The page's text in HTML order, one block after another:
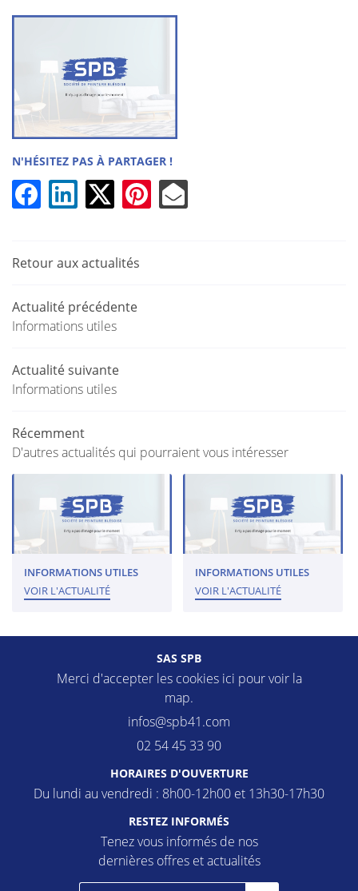
INTÉRIEURE
THERMIQUE
EN IMAGE
AVIS
CONTACT
N'HÉSITEZ PAS À PARTAGER !
Retour aux actualités
Actualité précédente
Informations utiles
Actualité suivante
Informations utiles
Récemment
D'autres actualités qui pourraient vous intéresser
INFORMATIONS UTILES
VOIR L'ACTUALITÉ
INFORMATIONS UTILES
VOIR L'ACTUALITÉ
SAS SPB
Merci d'accepter les cookies ici pour voir la
map.
02 54 45 33 90
HORAIRES D'OUVERTURE
Du lundi au vendredi : 8h00-12h00 et 13h30-17h30
RESTEZ INFORMÉS
Tenez vous informés de nos
dernières offres et actualités